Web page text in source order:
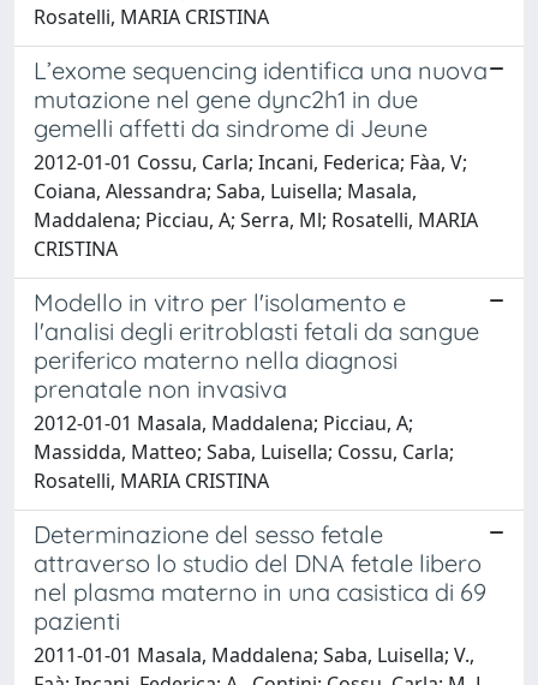
Rosatelli, MARIA CRISTINA
L’exome sequencing identifica una nuova
mutazione nel gene dync2h1 in due
gemelli affetti da sindrome di Jeune
2012-01-01 Cossu, Carla; Incani, Federica; Fàa, V;
Coiana, Alessandra; Saba, Luisella; Masala,
Maddalena; Picciau, A; Serra, Ml; Rosatelli, MARIA
CRISTINA
Modello in vitro per l'isolamento e
l'analisi degli eritroblasti fetali da sangue
periferico materno nella diagnosi
prenatale non invasiva
2012-01-01 Masala, Maddalena; Picciau, A;
Massidda, Matteo; Saba, Luisella; Cossu, Carla;
Rosatelli, MARIA CRISTINA
Determinazione del sesso fetale
attraverso lo studio del DNA fetale libero
nel plasma materno in una casistica di 69
pazienti
2011-01-01 Masala, Maddalena; Saba, Luisella; V.,